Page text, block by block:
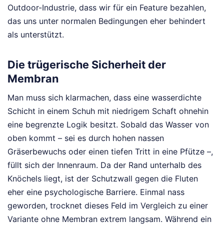
Outdoor-Industrie, dass wir für ein Feature bezahlen,
das uns unter normalen Bedingungen eher behindert
als unterstützt.
Die trügerische Sicherheit der
Membran
Man muss sich klarmachen, dass eine wasserdichte
Schicht in einem Schuh mit niedrigem Schaft ohnehin
eine begrenzte Logik besitzt. Sobald das Wasser von
oben kommt – sei es durch hohen nassen
Gräserbewuchs oder einen tiefen Tritt in eine Pfütze –,
füllt sich der Innenraum. Da der Rand unterhalb des
Knöchels liegt, ist der Schutzwall gegen die Fluten
eher eine psychologische Barriere. Einmal nass
geworden, trocknet dieses Feld im Vergleich zu einer
Variante ohne Membran extrem langsam. Während ein